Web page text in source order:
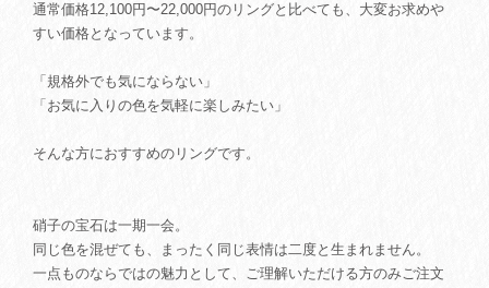
通常価格12,100円〜22,000円のリングと比べても、大変お求めや
すい価格となっています。
「規格外でも気にならない」
「お気に入りの色を気軽に楽しみたい」
そんな方におすすめのリングです。
硝子の宝石は一期一会。
同じ色を混ぜても、まったく同じ表情は二度と生まれません。
一点ものならではの魅力として、ご理解いただける方のみご注文